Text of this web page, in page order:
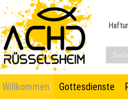
Skip
content
ACHD
Auferstehung Christi und
Willkommen Gottesdienste